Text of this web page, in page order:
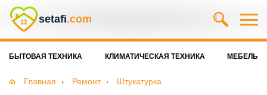
setafi.com
БЫТОВАЯ ТЕХНИКА КЛИМАТИЧЕСКАЯ ТЕХНИКА МЕБЕЛЬ
Главная Ремонт Штукатурка